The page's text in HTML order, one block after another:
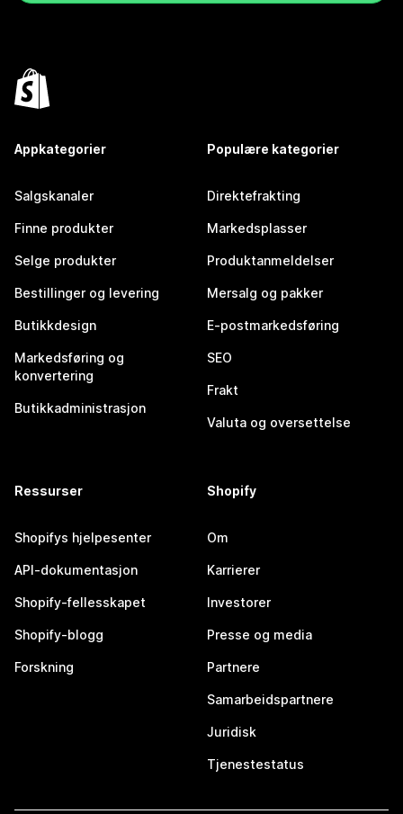
Appkategorier
Salgskanaler
Finne produkter
Selge produkter
Bestillinger og levering
Butikkdesign
Markedsføring og
konvertering
Butikkadministrasjon
Populære kategorier
Direktefrakting
Markedsplasser
Produktanmeldelser
Mersalg og pakker
E-postmarkedsføring
SEO
Frakt
Valuta og oversettelse
Ressurser
Shopifys hjelpesenter
API-dokumentasjon
Shopify-fellesskapet
Shopify-blogg
Forskning
Shopify
Om
Karrierer
Investorer
Presse og media
Partnere
Samarbeidspartnere
Juridisk
Tjenestestatus